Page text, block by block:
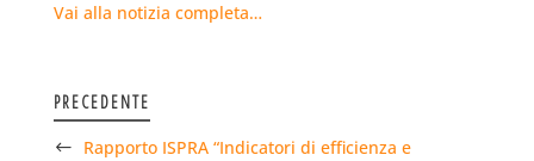
Vai alla notizia completa…
PRECEDENTE
Rapporto ISPRA “Indicatori di efficienza e